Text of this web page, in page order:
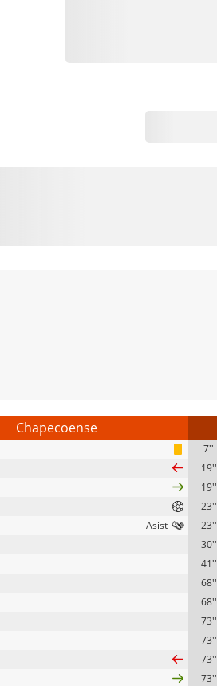
Chapecoense
7''
19''
19''
23''
23''
30''
41''
68''
68''
73''
73''
73''
73''